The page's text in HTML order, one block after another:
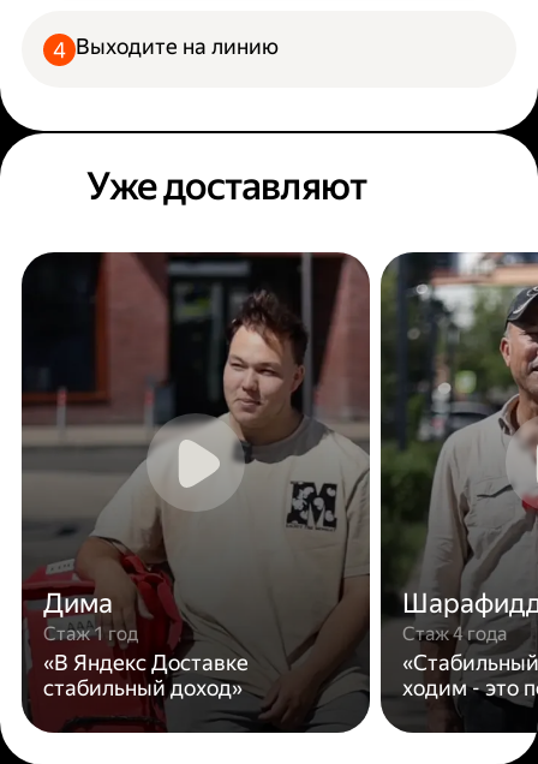
Выходите на линию
Уже доставляют
Дима
Стаж 1 год
«В Яндекс Доставке
стабильный доход»
Стаж 4 года
ходим - это